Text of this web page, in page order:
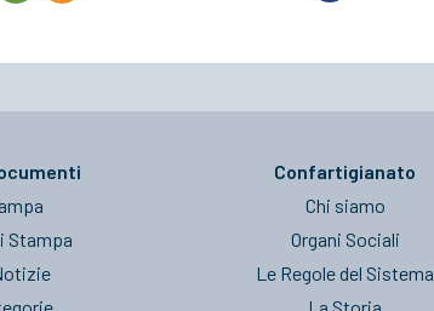
Stampa
Confartigianato
Chi siamo
Organi Sociali
Le Regole del Sistema